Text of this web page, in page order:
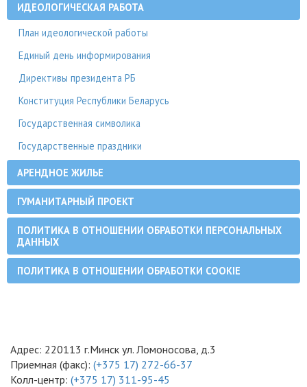
ИДЕОЛОГИЧЕСКАЯ РАБОТА
План идеологической работы
Единый день информирования
Директивы президента РБ
Конституция Республики Беларусь
Государственная символика
Государственные праздники
АРЕНДНОЕ ЖИЛЬЕ
ГУМАНИТАРНЫЙ ПРОЕКТ
ПОЛИТИКА В ОТНОШЕНИИ ОБРАБОТКИ ПЕРСОНАЛЬНЫХ
ДАННЫХ
ПОЛИТИКА В ОТНОШЕНИИ ОБРАБОТКИ COOKIE
Адрес: 220113 г.Минск ул. Ломоносова, д.3
Приемная (факс): (+375 17) 272-66-37
Колл-центр: (+375 17) 311-95-45